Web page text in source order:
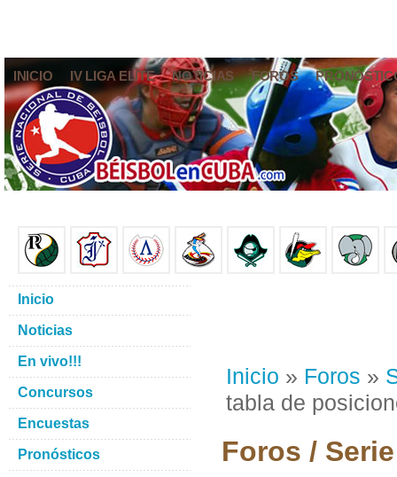
INICIO IV LIGA ELITE NOTICIAS FOROS
Inicio » Foros »
tabla de
Foros /
Inicio
Noticias
En vivo!!!
Concursos
Encuestas
Pronósticos